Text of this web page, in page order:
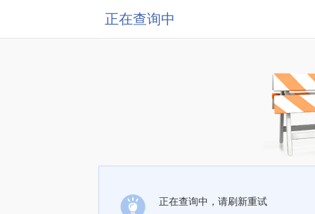
正在查询中
正在查询中，请刷新重试